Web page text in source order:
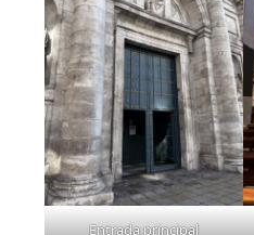
Entrada principal